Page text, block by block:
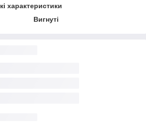
характеристики
Вигнуті